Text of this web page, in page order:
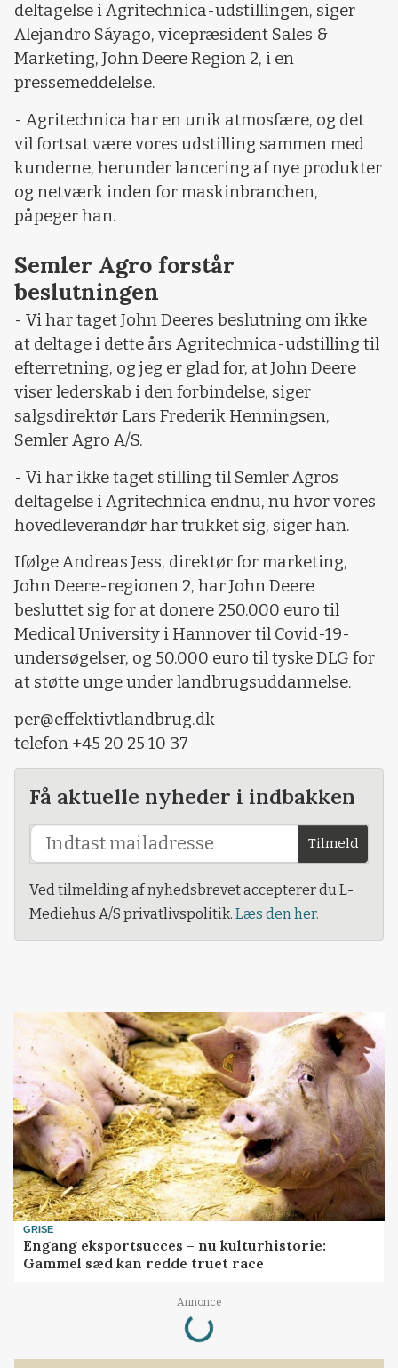
deltagelse i Agritechnica-udstillingen, siger
Alejandro Sáyago, vicepræsident Sales &
Marketing, John Deere Region 2, i en
pressemeddelelse.
- Agritechnica har en unik atmosfære, og det
vil fortsat være vores udstilling sammen med
kunderne, herunder lancering af nye produkter
og netværk inden for maskinbranchen,
påpeger han.
Semler Agro forstår
beslutningen
- Vi har taget John Deeres beslutning om ikke
at deltage i dette års Agritechnica-udstilling til
efterretning, og jeg er glad for, at John Deere
viser lederskab i den forbindelse, siger
salgsdirektør Lars Frederik Henningsen,
Semler Agro A/S.
- Vi har ikke taget stilling til Semler Agros
deltagelse i Agritechnica endnu, nu hvor vores
hovedleverandør har trukket sig, siger han.
Ifølge Andreas Jess, direktør for marketing,
John Deere-regionen 2, har John Deere
besluttet sig for at donere 250.000 euro til
Medical University i Hannover til Covid-19-
undersøgelser, og 50.000 euro til tyske DLG for
at støtte unge under landbrugsuddannelse.
per@effektivtlandbrug.dk
telefon +45 20 25 10 37
Få aktuelle nyheder i indbakken
Tilmeld
Ved tilmelding af nyhedsbrevet accepterer du L-
Mediehus A/S privatlivspolitik. Læs den her.
GRISE
Engang eksportsucces – nu kulturhistorie:
Gammel sæd kan redde truet race
Annonce
Loading...